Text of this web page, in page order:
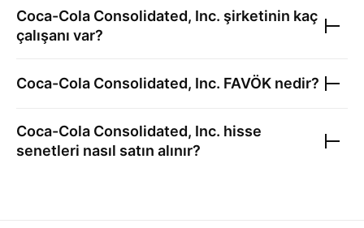
Coca-Cola Consolidated, Inc. şirketinin kaç
çalışanı var?
Coca-Cola Consolidated, Inc. FAVÖK nedir?
Coca-Cola Consolidated, Inc. hisse
senetleri nasıl satın alınır?